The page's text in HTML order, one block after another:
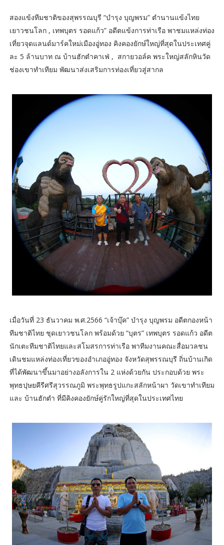
สองแข้งทีมชาติของสุพรรณบุรี “บำรุง บุญพรม” ตำนานแข้งไทย
เยาวชนโลก , เทพบุตร รอดแก้ว” อดีตแข้งการท่าเรือ พาชมแหล่งท่อง
เที่ยวจุดแลนด์มาร์คใหม่เมืองอู่ทอง คิงคองยักษ์ใหญ่ที่สุดในประเทศคู่
ละ 5 ล้านบาท ณ บ้านฮักตำคาเฟ่ , สกายวอล์ค พระใหญ่สลักหินวัด
ช่องเขาทำเทียม พัฒนาส่งเสริมการท่องเที่ยวสู่สากล
เมื่อวันที่ 23 ธันวาคม พ.ศ.2566 “เจ้าบุ๊ค” บำรุง บุญพรม อดีตกองหน้า
ทีมชาติไทย ชุดเยาวชนโลก พร้อมด้วย “บุตร” เทพบุตร รอดแก้ว อดีต
นักเตะทีมชาติไทยและสโมสรการท่าเรือ พาทีมงานคณะสื่อมวลชน
เดินชมแหล่งท่องเที่ยวของอำเภออู่ทอง จังหวัดสุพรรณบุรี ถิ่นบ้านเกิด
ที่ได้พัฒนาขึ้นมาอย่างอลังการใน 2 แห่งด้วยกัน ประกอบด้วย พระ
พุทธปุษยคีรีศรีสุวรรณภูมิ พระพุทธรูปแกะสลักหน้าผา วัดเขาทำเทียม
และ บ้านฮักตำ ที่มีคิงคองยักษ์คู่รักใหญ่ที่สุดในประเทศไทย